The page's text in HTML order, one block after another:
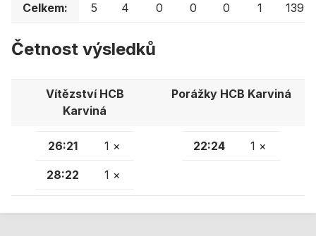
Celkem: 5 4 0 0 0 1
Četnost výsledků
Vítězství HCB
Karviná
Porážky HCB Karviná
26:21 1 ×
28:22 1 ×
22:24 1 ×